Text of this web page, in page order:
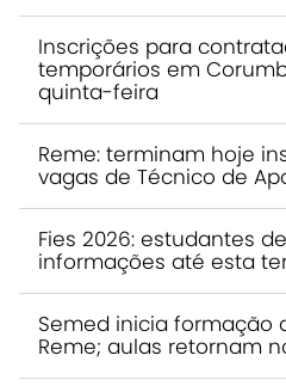
Inscrições para
temporários em
quinta-feira
Reme: terminam hoje
vagas de Técnico de
Fies 2026: estudantes
informações até esta
Semed inicia formação
Reme; aulas retornam